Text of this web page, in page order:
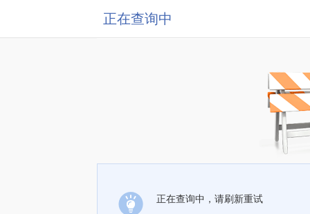
正在查询中
正在查询中，请刷新重试